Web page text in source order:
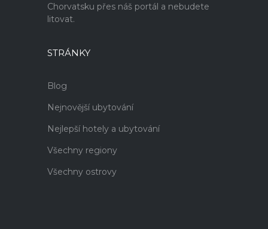
Chorvatsku přes náš portál a nebudete
litovat.
STRÁNKY
Blog
Nejnovější ubytování
Nejlepší hotely a ubytování
Všechny regiony
Všechny ostrovy